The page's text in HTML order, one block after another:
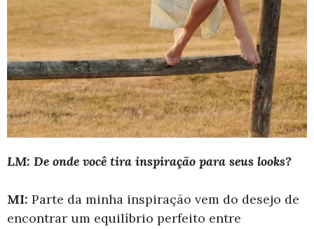
LM: De onde você tira inspiração para seus looks?
MI: Parte da minha inspiração vem do desejo de
encontrar um equilíbrio perfeito entre